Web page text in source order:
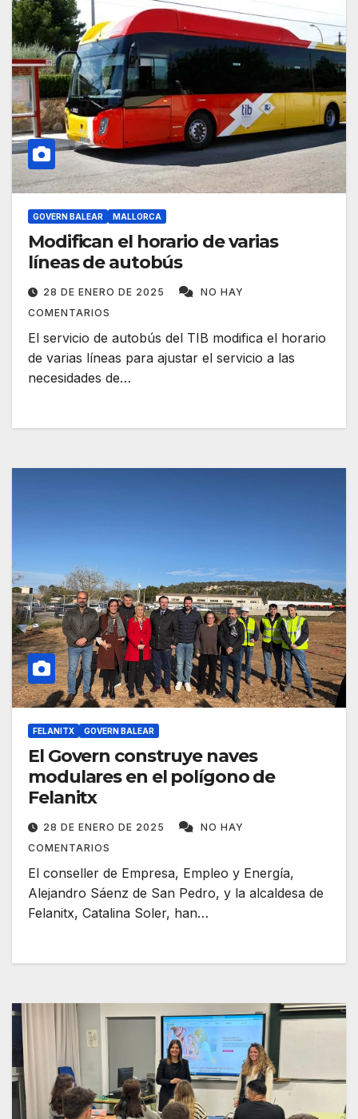
GOVERN BALEAR MALLORCA
Modifican el horario de varias
líneas de autobús
28 DE ENERO DE 2025
NO HAY
COMENTARIOS
El servicio de autobús del TIB modifica el horario
de varias líneas para ajustar el servicio a las
necesidades de…
FELANITX GOVERN BALEAR
El Govern construye naves
modulares en el polígono de
Felanitx
28 DE ENERO DE 2025
NO HAY
COMENTARIOS
El conseller de Empresa, Empleo y Energía,
Alejandro Sáenz de San Pedro, y la alcaldesa de
Felanitx, Catalina Soler, han…